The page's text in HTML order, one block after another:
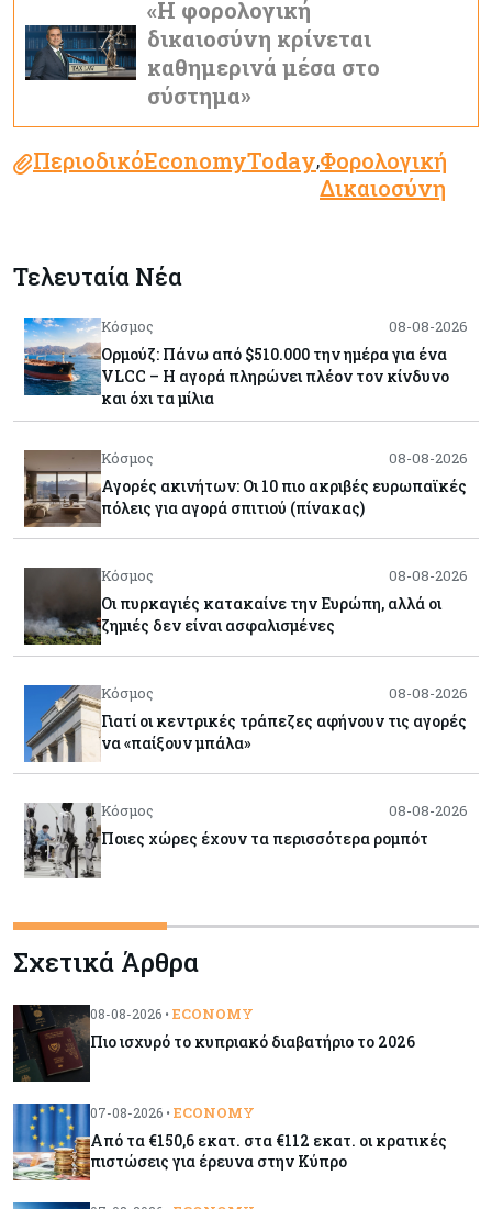
«Η φορολογική
δικαιοσύνη κρίνεται
καθημερινά μέσα στο
σύστημα»
ΠεριοδικόEconomyToday,Φορολογική
Δικαιοσύνη
Τελευταία Νέα
Κόσμος 08-08-2026
Ορμούζ: Πάνω από $510.000 την ημέρα για ένα
VLCC – Η αγορά πληρώνει πλέον τον κίνδυνο
και όχι τα μίλια
Κόσμος 08-08-2026
Αγορές ακινήτων: Οι 10 πιο ακριβές ευρωπαϊκές
πόλεις για αγορά σπιτιού (πίνακας)
Κόσμος 08-08-2026
Οι πυρκαγιές κατακαίνε την Ευρώπη, αλλά οι
ζημιές δεν είναι ασφαλισμένες
Κόσμος 08-08-2026
Γιατί οι κεντρικές τράπεζες αφήνουν τις αγορές
να «παίξουν μπάλα»
Κόσμος 08-08-2026
Ποιες χώρες έχουν τα περισσότερα ρομπότ
Κόσμος 08-08-2026
Κρίσιμες πρώτες ύλες: Ο ευρωπαϊκός χάρτης
και οι προκλήσεις
Κόσμος 08-08-2026
ασφάλεια
Market News
Σχετικά Άρθρα
08-08-2026 • ECONOMY
Πιο ισχυρό το κυπριακό διαβατήριο το 2026
07-08-2026 • ECONOMY
Από τα €150,6 εκατ. στα €112 εκατ. οι κρατικές
πιστώσεις για έρευνα στην Κύπρο